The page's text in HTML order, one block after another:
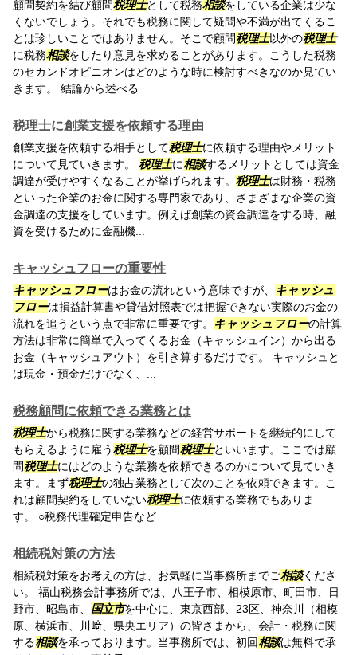
顧問契約を結び顧問税理士として税務相談をしている企業は少な
くないでしょう。それでも税務に関して疑問や不満が出てくるこ
とは珍しいことではありません。そこで顧問税理士以外の税理士
に税務相談をしたり意見を求めることがあります。こうした税務
のセカンドオピニオンはどのような時に検討すべきなのか見てい
きます。 結論から述べる...
税理士に創業支援を依頼する理由
創業支援を依頼する相手として税理士に依頼する理由やメリット
について見ていきます。 税理士に相談するメリットとしては資金
調達が受けやすくなることが挙げられます。 税理士は財務・税務
といった企業のお金に関する専門家であり、さまざまな企業の資
金調達の支援をしています。例えば創業の資金調達をする時、融
資を受けるために金融機...
キャッシュフローの重要性
キャッシュフローはお金の流れという意味ですが、
キャッシュ
フローは損益計算書や貸借対照表では把握できない実際のお金の
流れを追うという点で非常に重要です。
キャッシュフローの計算
方法は非常に簡単で入ってくるお金（キャッシュイン）から出る
お金（キャッシュアウト）を引き算するだけです。 キャッシュと
は現金・預金だけでなく、...
税務顧問に依頼できる業務とは
税理士から税務に関する業務などの経営サポートを継続的にして
もらえるように雇う税理士を顧問税理士といいます。ここでは顧
問税理士にはどのような業務を依頼できるのかについて見ていき
ます。まず税理士の独占業務として次のことを依頼できます。こ
れは顧問契約をしていない税理士に依頼する業務でもありま
す。 ○税務代理確定申告など...
相続税対策の方法
相続税対策をお考えの方は、お気軽に当事務所までご相談くださ
い。 福山税務会計事務所では、八王子市、相模原市、町田市、日
野市、昭島市、 国立市を中心に、東京西部、23区、神奈川（相模
原、横浜市、川﨑、県央エリア）の皆さまから、会計・税務に関
する相談を承っております。当事務所では、初回相談は無料で承